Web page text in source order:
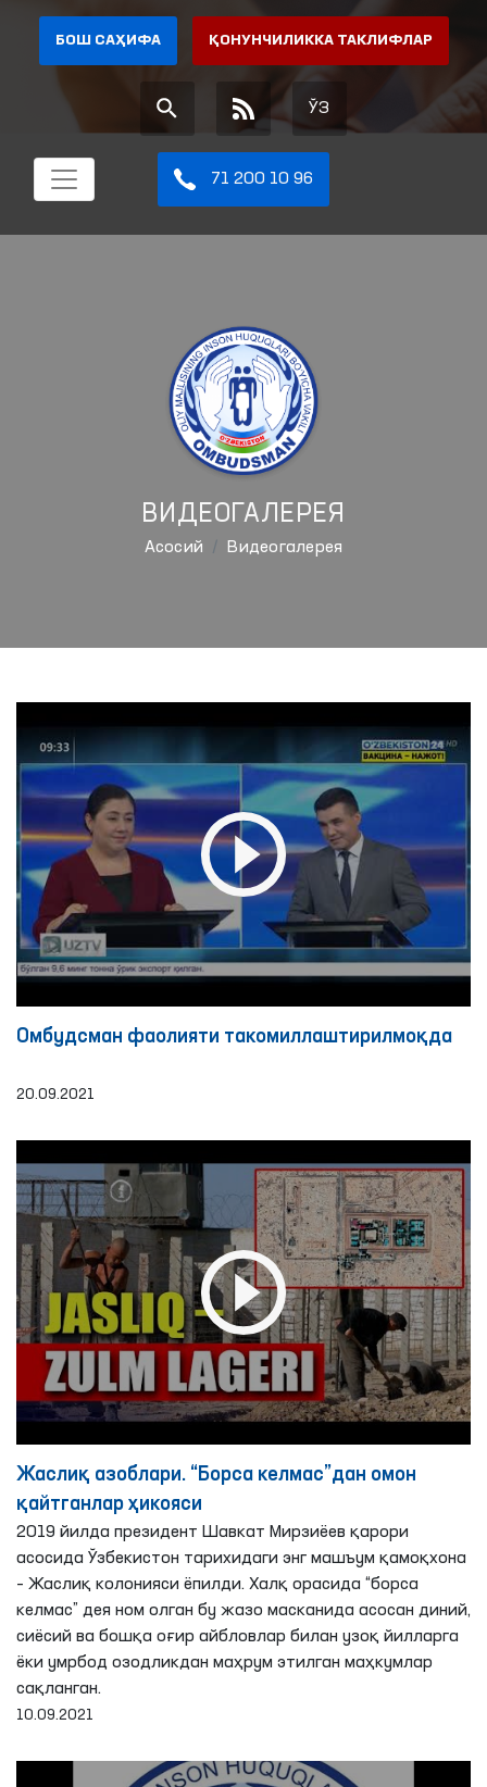
БОШ САҲИФА ҚОНУНЧИЛИККА ТАКЛИФЛАР
ЎЗ
71 200 10 96
ВИДЕОГАЛЕРЕЯ
Aсосий Видеогалерея
Омбудсман фаолияти такомиллаштирилмоқда
20.09.2021
Жаслиқ азоблари. “Борса келмас”дан омон
қайтганлар ҳикояси
2019 йилда президент Шавкат Мирзиёев қарори
асосида Ўзбекистон тарихидаги энг машъум қамоқхона
– Жаслиқ колонияси ёпилди. Халқ орасида “борса
келмас” дея ном олган бу жазо масканида асосан диний,
сиёсий ва бошқа оғир айбловлар билан узоқ йилларга
ёки умрбод озодликдан маҳрум этилган маҳкумлар
сақланган.
10.09.2021